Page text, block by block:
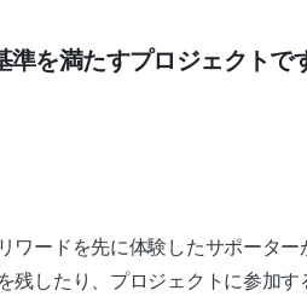
準を満たすプロジェクト
ワードを先に体験したサポーター
残したり、プロジェクトに参加